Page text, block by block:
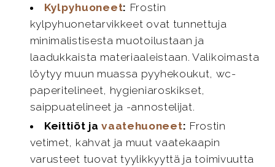
Kylpyhuoneet: Frostin
kylpyhuonetarvikkeet ovat tunnettuja
minimalistisesta muotoilustaan ja
laadukkaista materiaaleistaan. Valikoimasta
löytyy muun muassa pyyhekoukut, wc-
paperitelineet, hygieniaroskikset,
saippuatelineet ja -annostelijat.
Keittiöt javaatehuoneet: Frostin
vetimet, kahvat ja muut vaatekaapin
varusteet tuovat tyylikkyyttä ja toimivuutta